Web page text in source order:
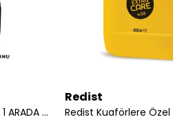
NG-1604 KIT TIRAŞ MAKİNESİ 3'Ü 1 ARADA ŞARJ EDİLEBİLİR SAÇ VE SAKAL KESME SETİ
Redist